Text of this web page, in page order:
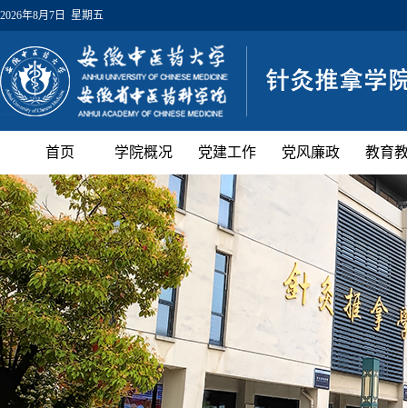
2026年8月7日 星期五
首页 学院概况 党建工作 党风廉政 教育